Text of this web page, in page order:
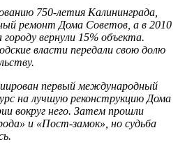
750-летия Калининграда,
ремонт Дома Советов, а в 2010
вернули 15% объекта.
власти передали свою долю
первый международный
на лучшую реконструкцию Дома
вокруг него. Затем прошли
и «Пост-замок», но судьба